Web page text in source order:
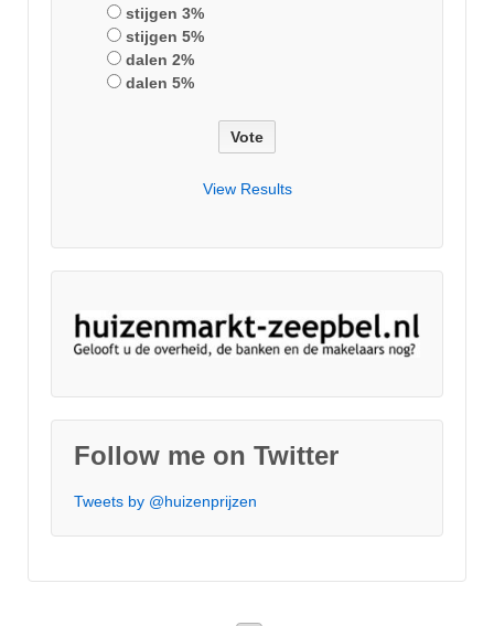
stijgen 3%
stijgen 5%
dalen 2%
dalen 5%
View Results
Follow me on Twitter
Tweets by @huizenprijzen